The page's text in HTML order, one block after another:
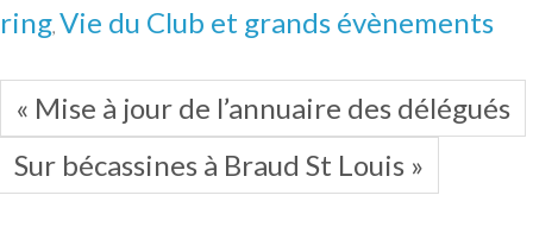
ring, Vie du Club et grands évènements
« Mise à jour de l’annuaire des délégués
Sur bécassines à Braud St Louis »